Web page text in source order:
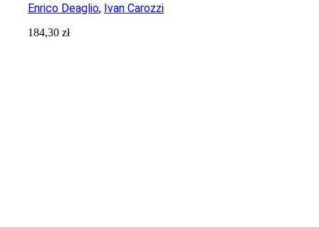
Enrico Deaglio, Ivan Carozzi
184,30zł